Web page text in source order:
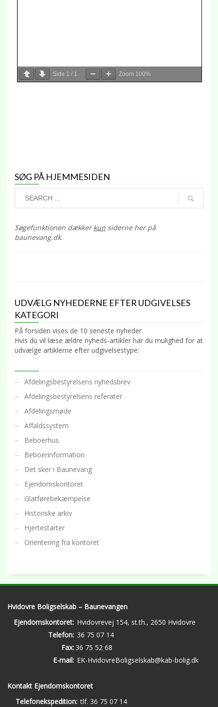
Side 1 / 1 Zoom 100%
SØG PÅ HJEMMESIDEN
Søgefunktionen dækkerkun siderne her på
baunevang.dk.
UDVÆLG NYHEDERNE EFTER UDGIVELSES
KATEGORI
På forsiden vises de 10 seneste nyheder.
Hvis du vil læse ældre nyheds-artikler har du mulighed for at
udvælge artiklerne efter udgivelsestype:
Afdelingsbestyrelsens nyhedsbrev
Afdelingsbestyrelsens referater
Afdelingsmøde
Affaldssystem
Beboerhus
Beboerinformation
Det sker i Baunevang
Ejendomskontoret
Glatførebekæmpelse
Historiske arkiv
Hjertestarter
Orientering fra kontoret
Hvidovre Boligselskab – Baunevangen
Ejendomskontoret: Hvidovrevej 154, st.th., 2650 Hvidovre
Telefon: 36 75 07 14
Fax: 36 75 52 68
E-mail: EK-HvidovreBoligselskab@kab-bolig.dk
Kontakt Ejendomskontoret
Telefonekspedition: tlf. 36 75 07 14